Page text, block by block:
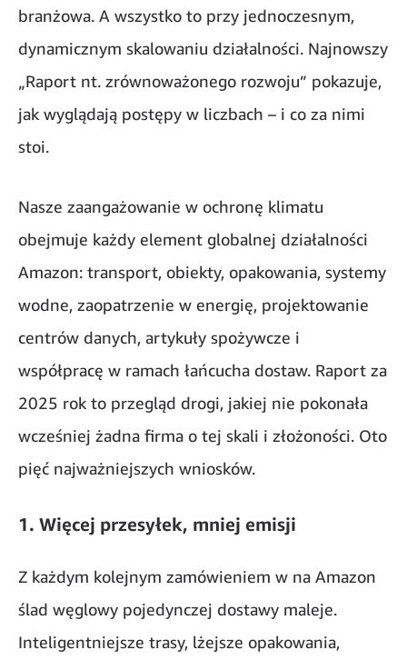
branżowa. A wszystko to przy jednoczesnym,
dynamicznym skalowaniu działalności. Najnowszy
„Raport nt. zrównoważonego rozwoju” pokazuje,
jak wyglądają postępy w liczbach – i co za nimi
stoi.
Nasze zaangażowanie w ochronę klimatu
obejmuje każdy element globalnej działalności
Amazon: transport, obiekty, opakowania, systemy
wodne, zaopatrzenie w energię, projektowanie
centrów danych, artykuły spożywcze i
współpracę w ramach łańcucha dostaw. Raport za
2025 rok to przegląd drogi, jakiej nie pokonała
wcześniej żadna firma o tej skali i złożoności. Oto
pięć najważniejszych wniosków.
1. Więcej przesyłek, mniej emisji
Z każdym kolejnym zamówieniem w na Amazon
ślad węglowy pojedynczej dostawy maleje.
Inteligentniejsze trasy, lżejsze opakowania,